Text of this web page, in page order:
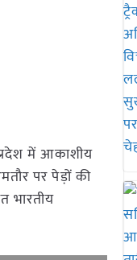
में आकाशीय
पर पेड़ों की
भारतीय